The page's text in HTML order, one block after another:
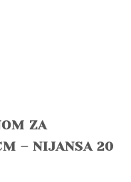
ZA
– NIJANSA 20